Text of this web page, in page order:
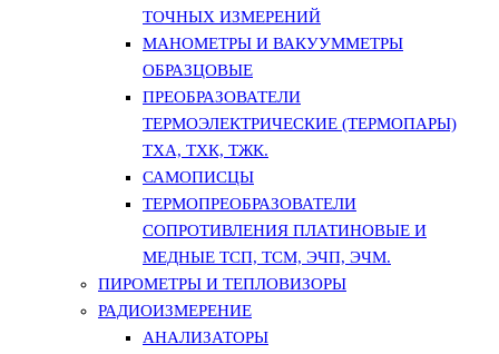
ТОЧНЫХ ИЗМЕРЕНИЙ
МАНОМЕТРЫ И ВАКУУММЕТРЫ
ОБРАЗЦОВЫЕ
ПРЕОБРАЗОВАТЕЛИ
ТЕРМОЭЛЕКТРИЧЕСКИЕ (ТЕРМОПАРЫ)
ТХА, ТХК, ТЖК.
САМОПИСЦЫ
ТЕРМОПРЕОБРАЗОВАТЕЛИ
СОПРОТИВЛЕНИЯ ПЛАТИНОВЫЕ И
МЕДНЫЕ ТСП, ТСМ, ЭЧП, ЭЧМ.
ПИРОМЕТРЫ И ТЕПЛОВИЗОРЫ
РАДИОИЗМЕРЕНИЕ
АНАЛИЗАТОРЫ